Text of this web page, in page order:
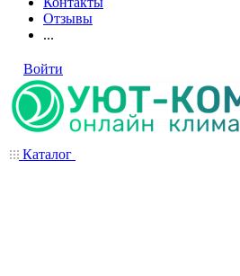
Отзывы
...
Войти
Каталог